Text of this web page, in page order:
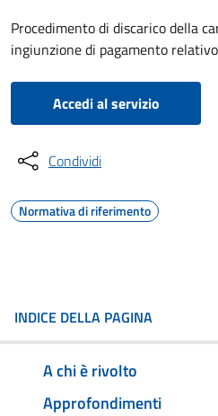
Procedimento di discarico della
ingiunzione di pagamento
Accedi al servizio
Condividi
Normativa di riferimento
INDICE DELLA PAGINA
A chi è rivolto
Approfondimenti